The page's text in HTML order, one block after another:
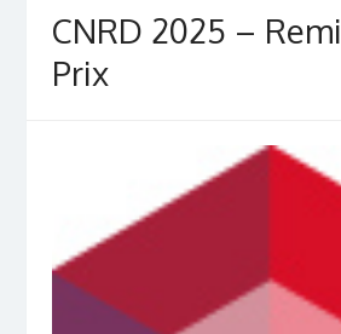
CNRD 2025 –
Prix